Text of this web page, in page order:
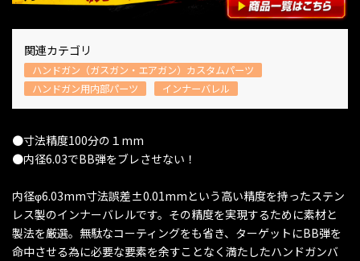
関連カテゴリ
ハンドガン（ガスガン・エアガン）カスタムパーツ
ハンドガン用内部パーツ
インナーバレル
●寸法精度100分の１mm
●内径6.03でBB弾をブレさせない！
内径φ6.03mm寸法誤差±0.01mmという高い精度を持ったステン
レス製のインナーバレルです。その精度を実現するために素材と
製法を厳選。無駄なコーティングをも省き、ターゲットにBB弾を
命中させる為に必要な要素を余すことなく満たしたハンドガンバ